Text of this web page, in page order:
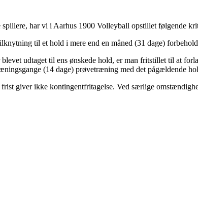
spillere, har vi i Aarhus 1900 Volleyball opstillet følgende
til et hold i mere end en måned (31 dage)
udtaget til ens ønskede hold, er man fritstillet til at
(14 dage) prøvetræning med det pågældende
giver ikke kontingentfritagelse. Ved særlige